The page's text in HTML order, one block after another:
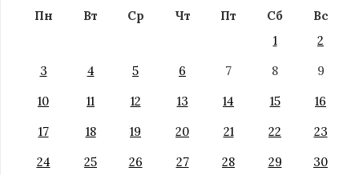
Пн Вт Ср Чт Пт Сб
Вс
1
2
3
4 5 6 7 8
9
10
11 12 13 14 15
16
17
18 19 20 21 22
23
24
25 26 27 28 29
30